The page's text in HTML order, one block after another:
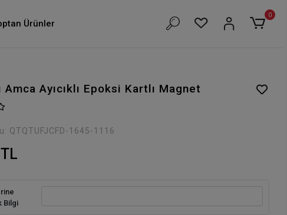
Ürünler
0
Amca Ayıcıklı Epoksi Kartlı Magnet
QTQTUFJCFD-1645-1116
Bilgi